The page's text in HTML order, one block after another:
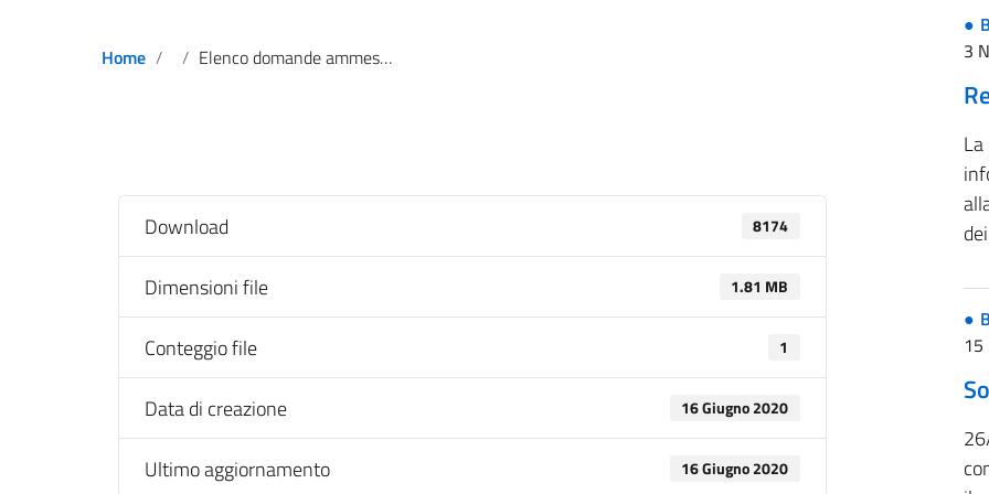
Home Elenco domande ammesse – III blocco
Download 8174
Dimensioni file 1.81 MB
Conteggio file 1
Data di creazione 16 Giugno 2020
Ultimo aggiornamento 16 Giugno 2020
3